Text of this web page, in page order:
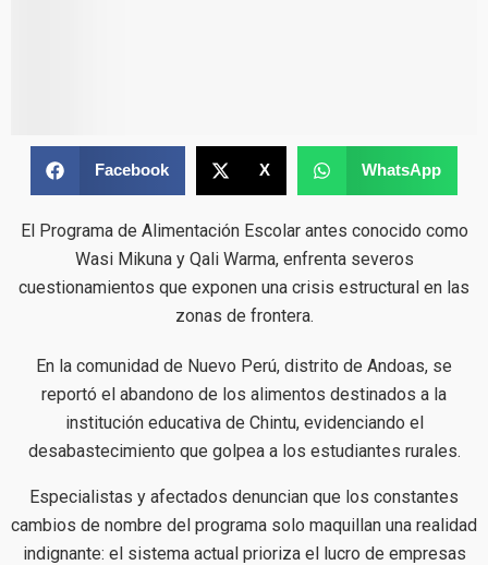
Facebook X WhatsApp
El Programa de Alimentación Escolar antes conocido como
Wasi Mikuna y Qali Warma, enfrenta severos
cuestionamientos que exponen una crisis estructural en las
zonas de frontera.
En la comunidad de Nuevo Perú, distrito de Andoas, se
reportó el abandono de los alimentos destinados a la
institución educativa de Chintu, evidenciando el
desabastecimiento que golpea a los estudiantes rurales.
Especialistas y afectados denuncian que los constantes
cambios de nombre del programa solo maquillan una realidad
indignante: el sistema actual prioriza el lucro de empresas